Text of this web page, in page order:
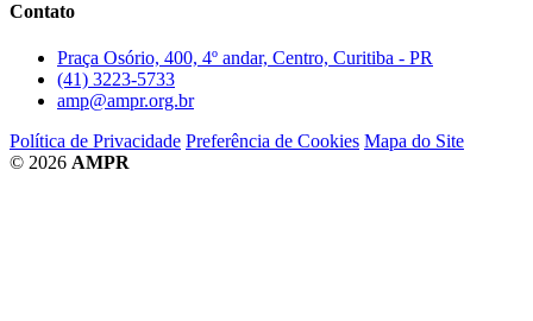
Contato
Praça Osório, 400, 4º andar, Centro, Curitiba - PR
(41) 3223-5733
amp@ampr.org.br
Política de Privacidade Preferência de Cookies Mapa do Site
© 2026 AMPR